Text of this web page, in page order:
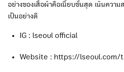
อย่างของเสื้อผ้าคือเนี๊ยบขั้นสุด เน้นควา
เป็นอย่างดี
IG : lseoul official
Website : https://lseoul.com/